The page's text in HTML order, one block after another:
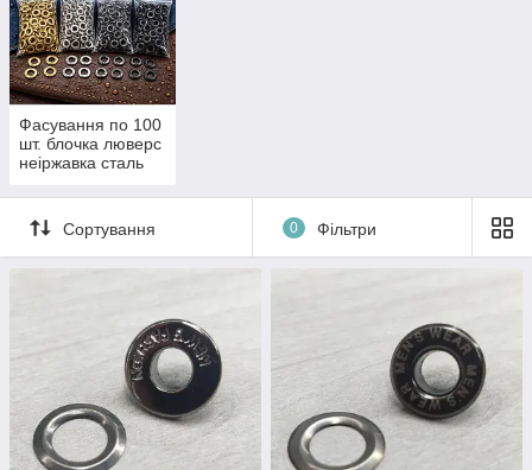
Фасування по 100
шт. блочка люверс
неіржавка сталь
Сортування 0 Фільтри